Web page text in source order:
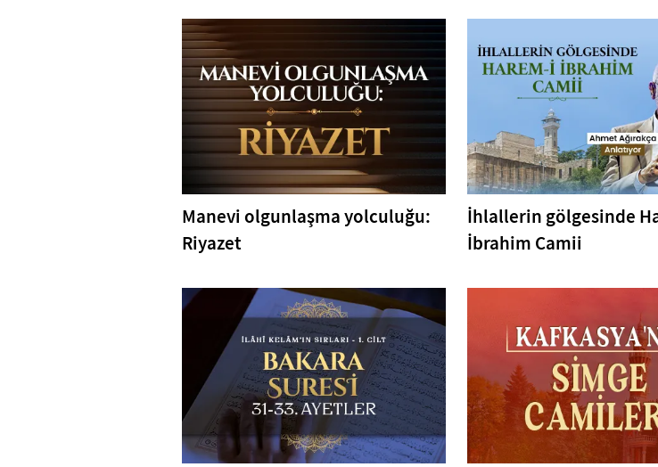
Manevi olgunlaşma yolculuğu:
Riyazet
İhlallerin gölgesinde
İbrahim Camii